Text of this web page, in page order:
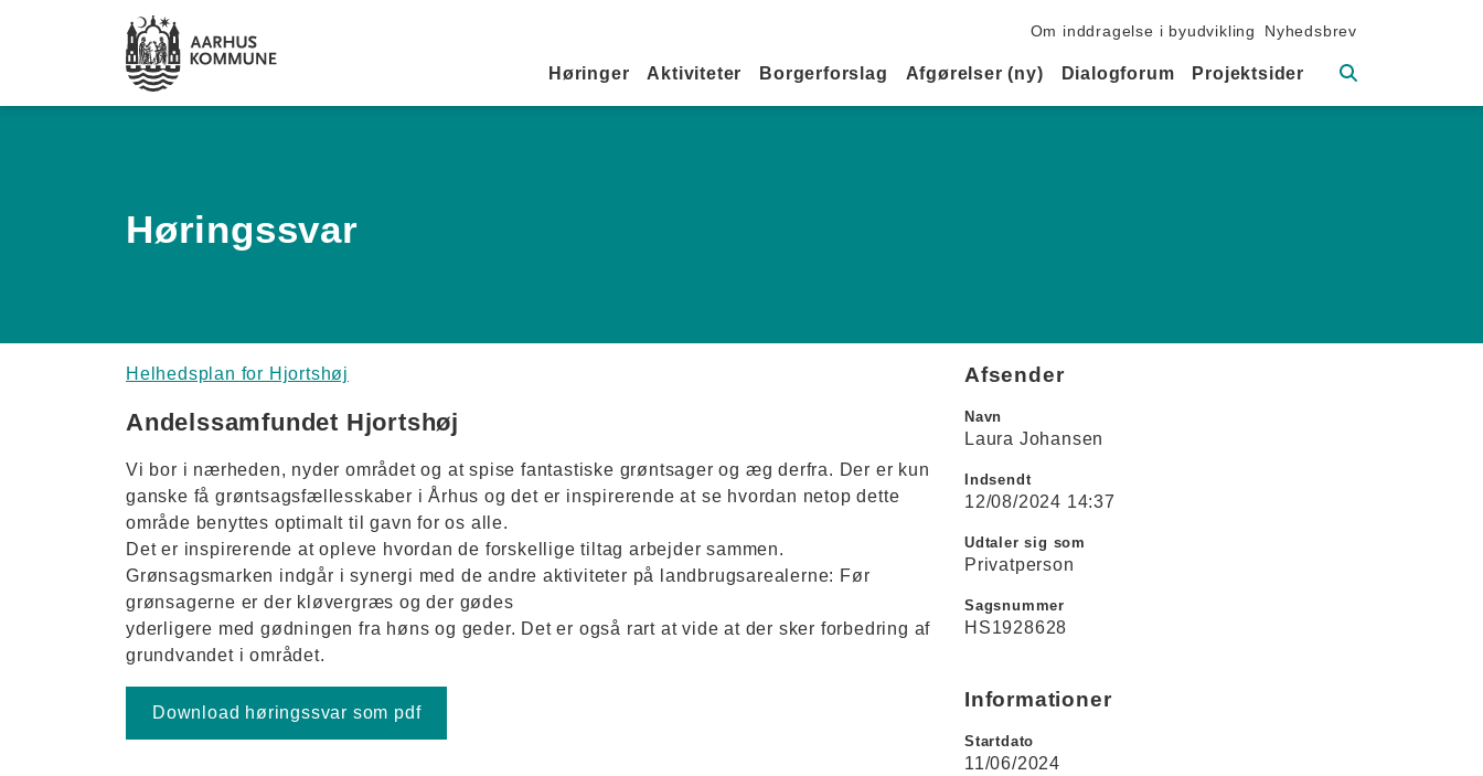
Sekundær navigation
Om inddragelse i byudvikling Nyhedsbrev
Primær navigation
Høringer Aktiviteter Borgerforslag Afgørelser (ny) Dialogforum Projektsider
Høringssvar
Helhedsplan for Hjortshøj
Andelssamfundet Hjortshøj
Vi bor i nærheden, nyder området og at spise fantastiske grøntsager og æg derfra. Der er kun
ganske få grøntsagsfællesskaber i Århus og det er inspirerende at se hvordan netop dette
område benyttes optimalt til gavn for os alle.
Det er inspirerende at opleve hvordan de forskellige tiltag arbejder sammen.
Grønsagsmarken indgår i synergi med de andre aktiviteter på landbrugsarealerne: Før
grønsagerne er der kløvergræs og der gødes
yderligere med gødningen fra høns og geder. Det er også rart at vide at der sker forbedring af
grundvandet i området.
Download høringssvar som pdf
Afsender
Navn
Laura Johansen
Indsendt
12/08/2024 14:37
Udtaler sig som
Privatperson
Sagsnummer
HS1928628
Informationer
Startdato
11/06/2024